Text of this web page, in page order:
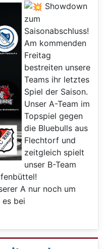
Showdown
zum
Saisonabschluss!
Am kommenden
Freitag
bestreiten unsere
Teams ihr letztes
Spiel der Saison.
Unser A-Team im
Topspiel gegen
die Bluebulls aus
Flechtorf und
zeitgleich spielt
unser B-Team
A nur noch um
es bei